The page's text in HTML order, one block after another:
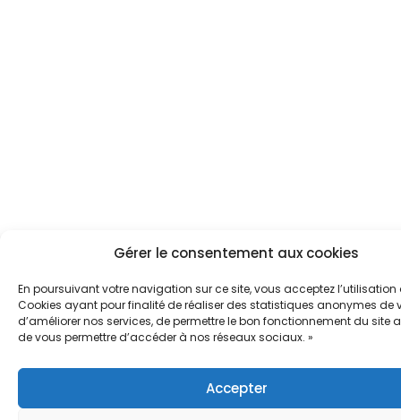
Gérer le consentement aux cookies
En poursuivant votre navigation sur ce site, vous acceptez l’utilisation
Cookies ayant pour finalité de réaliser des statistiques anonymes de
d’améliorer nos services, de permettre le bon fonctionnement du site
de vous permettre d’accéder à nos réseaux sociaux. »
Accepter